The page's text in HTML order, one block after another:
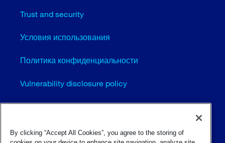
Trust and security
Условия использования
Политика конфиденциальности
Vulnerability disclosure policy
Cookie settings (EN)
Карта сайта
By clicking “Accept All Cookies”, you agree to the storing of